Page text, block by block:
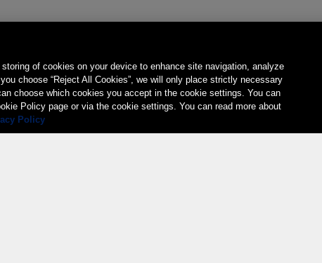
of cookies on your device to enhance site navigation, analyze
choose “Reject All Cookies”, we will only place strictly necessary
choose which cookies you accept in the cookie settings. You can
Policy page or via the cookie settings. You can read more about
Policy